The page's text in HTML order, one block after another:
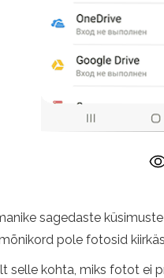
sagedaste
pole fotosid
selle kohta, miks fotot ei